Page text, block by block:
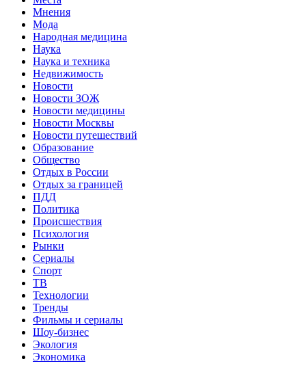
Мнения
Мода
Народная медицина
Наука
Наука и техника
Недвижимость
Новости
Новости ЗОЖ
Новости медицины
Новости Москвы
Новости путешествий
Образование
Общество
Отдых в России
Отдых за границей
ПДД
Политика
Происшествия
Психология
Рынки
Сериалы
Спорт
ТВ
Технологии
Тренды
Фильмы и сериалы
Шоу-бизнес
Экология
Экономика